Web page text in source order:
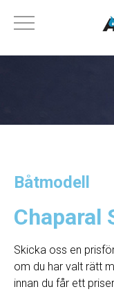
Båtmodell
Chaparal
Skicka oss en
om du har valt rätt
innan du får ett